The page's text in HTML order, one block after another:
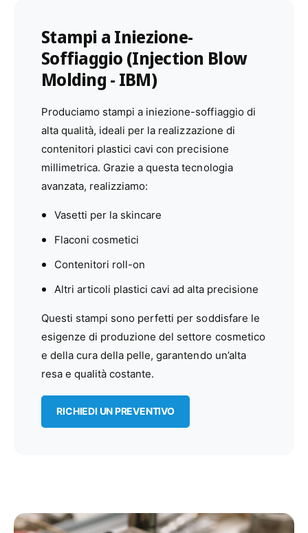
Stampi a Iniezione-
Soffiaggio (Injection Blow
Molding - IBM)
Produciamo stampi a iniezione-soffiaggio di
alta qualità, ideali per la realizzazione di
contenitori plastici cavi con precisione
millimetrica. Grazie a questa tecnologia
avanzata, realizziamo:
Vasetti per la skincare
Flaconi cosmetici
Contenitori roll-on
Altri articoli plastici cavi ad alta precisione
Questi stampi sono perfetti per soddisfare le
esigenze di produzione del settore cosmetico
e della cura della pelle, garantendo un’alta
resa e qualità costante.
RICHIEDI UN PREVENTIVO